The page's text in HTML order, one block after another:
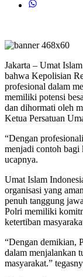
Jakarta – Umat
bahwa Kepolisian
profesional dalam
memiliki potensi
dan dihormati oleh
Ketua Persatuan
“Dengan
menjadi contoh bagi
ucapnya.
Umat Islam
organisasi yang
penuh tanggung
Polri memiliki
ketertiban
“Dengan demikian,
dalam menjalankan
masyarakat.”